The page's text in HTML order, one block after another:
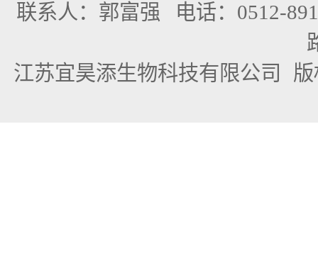
联系人：郭富强 电话：0512-
江苏宜昊添生物科技有限公司